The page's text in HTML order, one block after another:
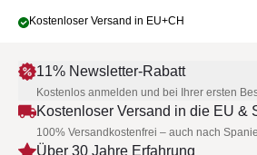
Kostenloser Versand in EU+CH
11% Newsletter-Rabatt
Kostenlos anmelden und bei Ihrer ersten
Kostenloser Versand in die EU &
100% Versandkostenfrei – auch nach
Über 30 Jahre Erfahrung